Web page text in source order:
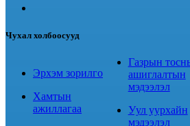
Чухал холбоосууд
Эрхэм зорилго
Хамтын
ажиллагаа
Газрын
ашиглалтын
мэдээлэл
Уул уурхайн
мэдээлэл